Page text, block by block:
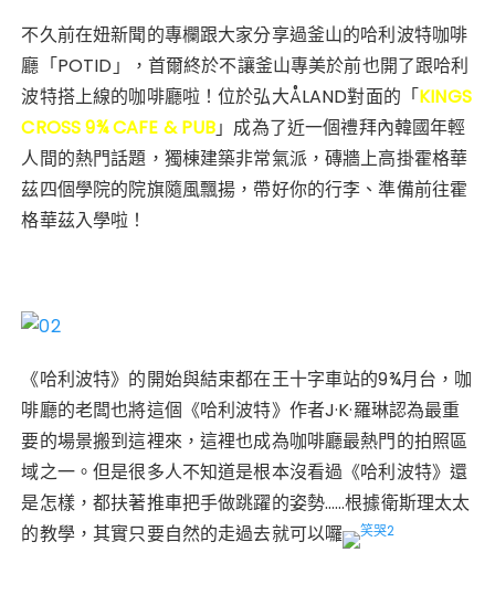
e
b
o
o
k
te
r
re
st
ts
A
p
p
不久前在妞新聞的專欄跟大家分享過釜山的哈利波特咖啡
廳「POTID」，首爾終於不讓釜山專美於前也開了跟哈利
波特搭上線的咖啡廳啦！位於弘大ÅLAND對面的「KINGS
CROSS 9¾ CAFE & PUB」成為了近一個禮拜內韓國年輕
人間的熱門話題，獨棟建築非常氣派，磚牆上高掛霍格華
茲四個學院的院旗隨風飄揚，帶好你的行李、準備前往霍
格華茲入學啦！
《哈利波特》的開始與結束都在王十字車站的9¾月台，咖
啡廳的老闆也將這個《哈利波特》作者J·K·羅琳認為最重
要的場景搬到這裡來，這裡也成為咖啡廳最熱門的拍照區
域之一。但是很多人不知道是根本沒看過《哈利波特》還
是怎樣，都扶著推車把手做跳躍的姿勢……根據衛斯理太太
的教學，其實只要自然的走過去就可以囉